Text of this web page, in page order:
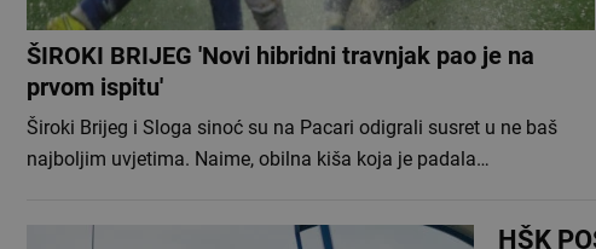
ŠIROKI BRIJEG 'Novi hibridni travnjak pao je na
prvom ispitu'
Široki Brijeg i Sloga sinoć su na Pacari odigrali susret u ne baš
najboljim uvjetima. Naime, obilna kiša koja je padala…
HŠK